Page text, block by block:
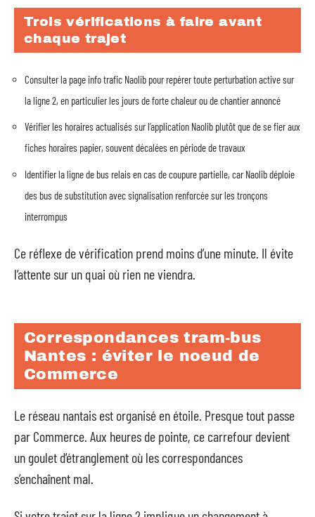
Trois vérifications à faire avant
chaque trajet
Consulter la page info trafic Naolib pour repérer toute perturbation active sur
la ligne 2, en particulier les jours de forte chaleur ou de chantier annoncé
Vérifier les horaires actualisés sur l’application Naolib plutôt que de se fier aux
fiches horaires papier, souvent décalées en période de travaux
Identifier la ligne de bus relais en cas de coupure partielle, car Naolib déploie
des bus de substitution avec signalisation renforcée sur les tronçons
interrompus
Ce réflexe de vérification prend moins d’une minute. Il évite
l’attente sur un quai où rien ne viendra.
Correspondances tram-bus
Nantes : éviter le noeud de
Commerce
Le réseau nantais est organisé en étoile. Presque tout passe
par Commerce. Aux heures de pointe, ce carrefour devient
un goulet d’étranglement où les correspondances
s’enchaînent mal.